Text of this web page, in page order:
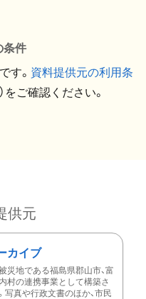
条件
す。 資料提供元の利用条
をご確認ください。
供元
カイブ
災地である福島県郡山市、富
内村の連携事業として構築さ
写真や行政文書のほか、市民